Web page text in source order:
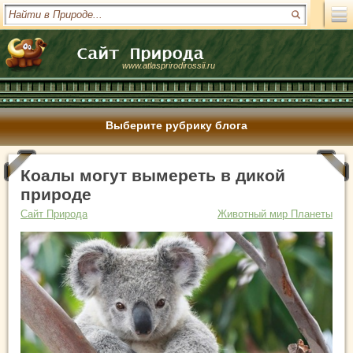
www.atlasprirodirossii.ru
Выберите рубрику блога
Коалы могут вымереть в дикой
природе
Сайт Природа Животный мир Планеты